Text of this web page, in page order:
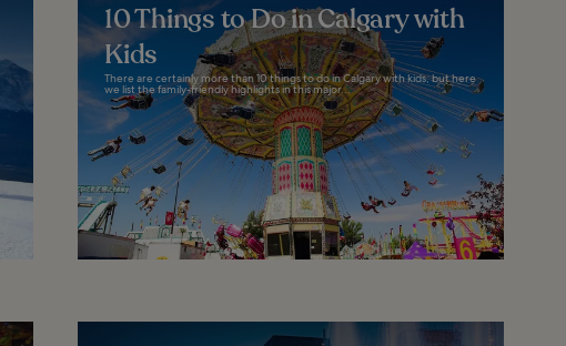
10 Things to Do in Calgary with
Kids
There are certainly more than 10 things to do in Calgary with kids, but here
we list the family-friendly highlights in this major...